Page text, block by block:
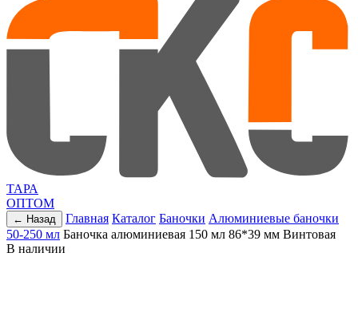
ТАРА
ОПТОМ
← Назад Главная Каталог Баночки Алюминиевые баночки
50-250 мл Баночка алюминиевая 150 мл 86*39 мм Винтовая
В наличии